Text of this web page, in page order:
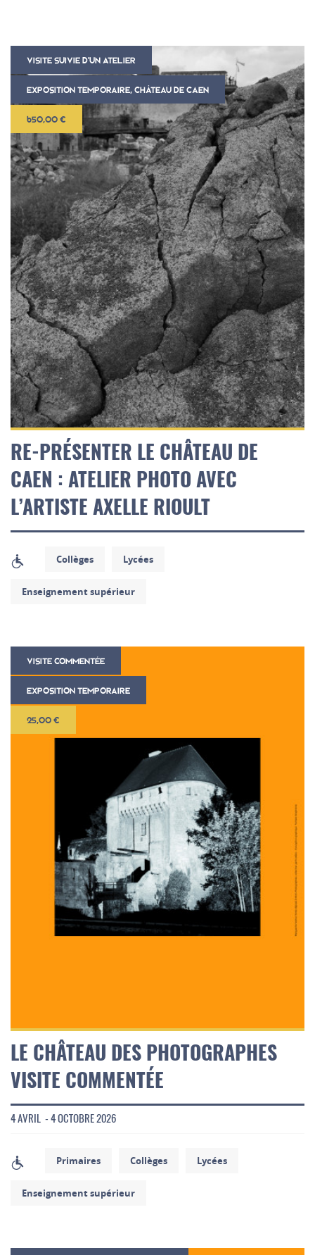
VISITE SUIVIE D'UN ATELIER
EXPOSITION TEMPORAIRE, CHÂTEAU DE CAEN
650,00 €
RE-PRÉSENTER LE CHÂTEAU DE
CAEN : ATELIER PHOTO AVEC
L’ARTISTE AXELLE RIOULT
Collèges Lycées
Enseignement supérieur
VISITE COMMENTÉE
EXPOSITION TEMPORAIRE
25,00 €
LE CHÂTEAU DES PHOTOGRAPHES
VISITE COMMENTÉE
4 AVRIL - 4 OCTOBRE 2026
Primaires Collèges Lycées
Enseignement supérieur